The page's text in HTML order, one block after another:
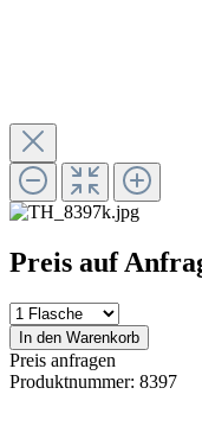
Preis auf
In den Warenkorb
Preis anfragen
Produktnummer: 8397